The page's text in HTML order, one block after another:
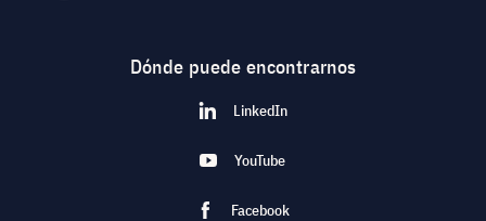
Dónde puede encontrarnos
LinkedIn
YouTube
Facebook